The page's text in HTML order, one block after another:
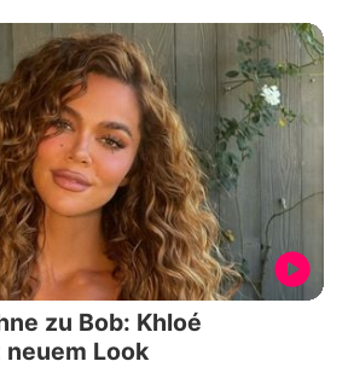
zu Bob: Khloé
Look